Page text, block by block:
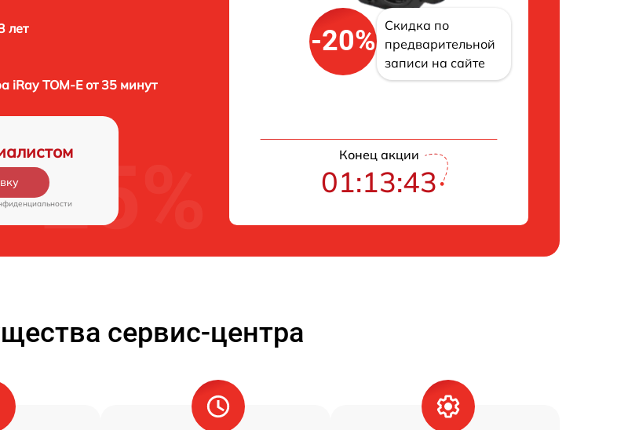
лет
iRay TOM-E от 35 минут
-20%
Скидка по
предварительной
записи на сайте
Конец акции
01:13:42
сервис-центра